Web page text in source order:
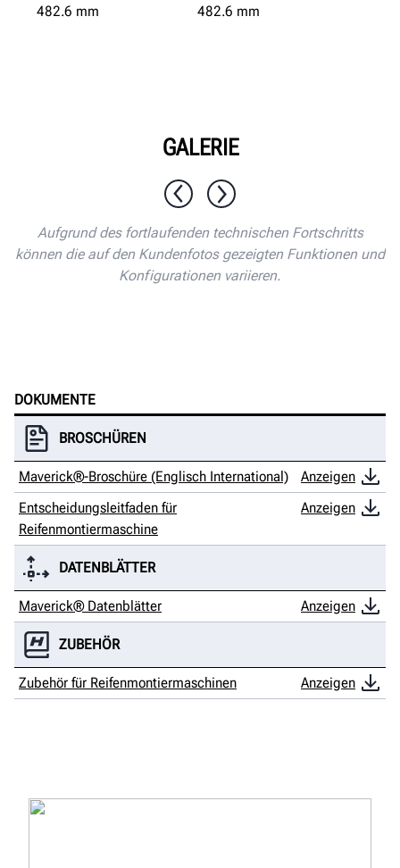
482.6 mm 482.6 mm
GALERIE
Aufgrund des fortlaufenden technischen Fortschritts
können die auf den Kundenfotos gezeigten Funktionen und
Konfigurationen variieren.
DOKUMENTE
BROSCHÜREN
Maverick®-Broschüre (Englisch International)
Anzeigen
Entscheidungsleitfaden für
Reifenmontiermaschine
Anzeigen
DATENBLÄTTER
Maverick® Datenblätter Anzeigen
ZUBEHÖR
Zubehör für Reifenmontiermaschinen Anzeigen